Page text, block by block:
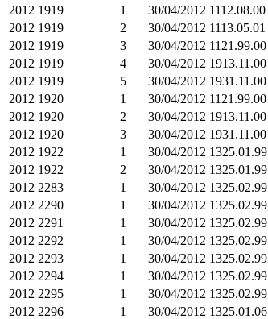
2012 1919 1 30/04/2012 1112.08.00
2012 1919 2 30/04/2012 1113.05.01
2012 1919 3 30/04/2012 1121.99.00
2012 1919 4 30/04/2012 1913.11.00
2012 1919 5 30/04/2012 1931.11.00
2012 1920 1 30/04/2012 1121.99.00
2012 1920 2 30/04/2012 1913.11.00
2012 1920 3 30/04/2012 1931.11.00
2012 1922 1 30/04/2012 1325.01.99
2012 1922 2 30/04/2012 1325.01.99
2012 2283 1 30/04/2012 1325.02.99
2012 2290 1 30/04/2012 1325.02.99
2012 2291 1 30/04/2012 1325.02.99
2012 2292 1 30/04/2012 1325.02.99
2012 2293 1 30/04/2012 1325.02.99
2012 2294 1 30/04/2012 1325.02.99
2012 2295 1 30/04/2012 1325.02.99
2012 2296 1 30/04/2012 1325.01.06